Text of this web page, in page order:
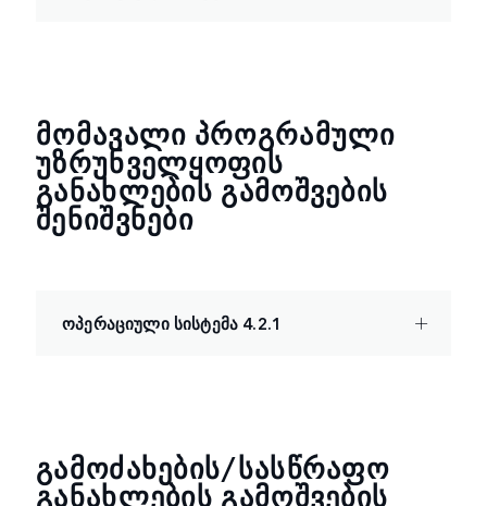
ᲛᲝᲛᲐᲕᲐᲚᲘ ᲞᲠᲝᲒᲠᲐᲛᲣᲚᲘ
ᲣᲖᲠᲣᲜᲕᲔᲚᲧᲝᲤᲘᲡ
ᲒᲐᲜᲐᲮᲚᲔᲑᲘᲡ ᲒᲐᲛᲝᲨᲕᲔᲑᲘᲡ
ᲨᲔᲜᲘᲨᲕᲜᲔᲑᲘ
ოპერაციული სისტემა 4.2.1
ᲒᲐᲛᲝᲫᲐᲮᲔᲑᲘᲡ/ᲡᲐᲡᲬᲠᲐᲤᲝ
ᲒᲐᲜᲐᲮᲚᲔᲑᲘᲡ ᲒᲐᲛᲝᲨᲕᲔᲑᲘᲡ